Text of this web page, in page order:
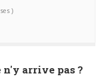
)
n'y arrive pas ?